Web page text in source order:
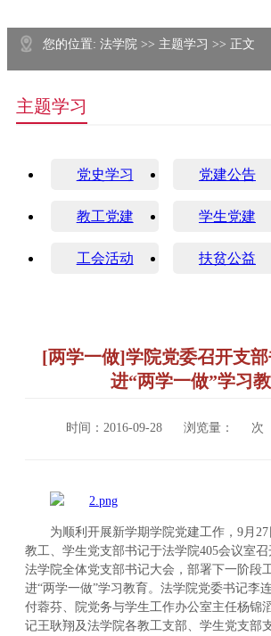
您的位置: 法学院 >> 主题学习 >> 正文
主题学习
党史学习 党建公告
教工党建 学生党建
工会活动 扶贫公益
[两学一做]学院党委召开支
进“两学一做”学习
时间：2016-09-28 浏览量： 次
为顺利开展新学期学院党建工作，9月
教工、学生党支部书记于法学院405会议室
法学院全体党支部书记大会，部署下一阶段
进“两学一做”学习教育。法学院党委书记李
付蓉芬、院党务与学生工作办公室主任杨锦
记王耿翔及法学院各教工支部、学生党支部